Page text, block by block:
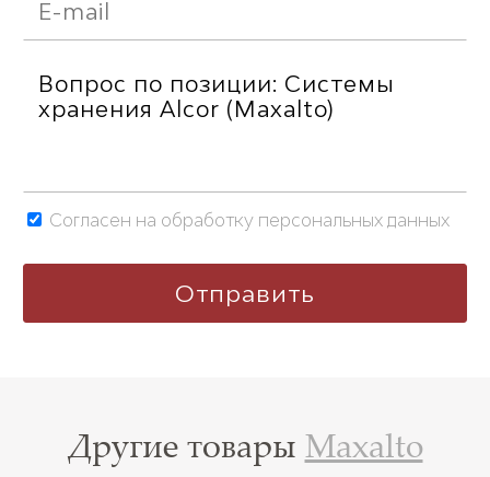
Согласен на обработку персональных данных
Другие товары Maxalto